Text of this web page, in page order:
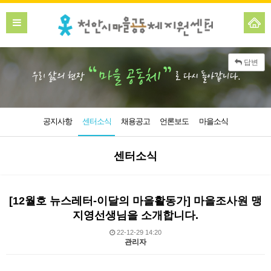
공지사항 센터소식 채용공고 언론보도 마을소식
센터소식
답변
[12월호 뉴스레터-이달의 마을활동가] 마을조사원 맹
지영선생님을 소개합니다.
22-12-29 14:20
관리자